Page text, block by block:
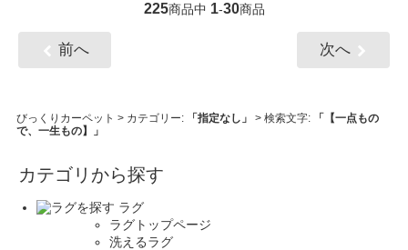
225商品中 1-30商品
前へ 次へ
びっくりカーペット > カテゴリー: 「指定なし」 > 検索文字:
「【一点もの
で、一生もの】」
カテゴリから探す
ラグ
ラグトップページ
洗えるラグ